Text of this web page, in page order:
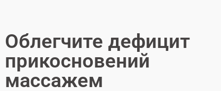
Облегчите дефицит
прикосновений
массажем